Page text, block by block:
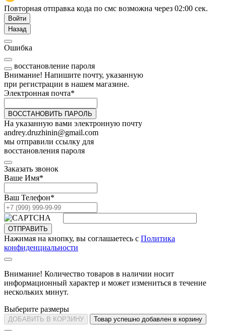
Повторная отправка кода по смс возможна через 02:00 сек.
Войти
Назад
Ошибка
восстановление пароля
Внимание! Напишите почту, указанную
при регистрации в нашем магазине.
Электронная почта*
ВОССТАНОВИТЬ ПАРОЛЬ
На указанную вами электронную почту
andrey.druzhinin@gmail.com
мы отправили ссылку для
восстановления пароля
Заказать звонок
Ваше Имя*
Ваш Телефон*
ОТПРАВИТЬ
Нажимая на кнопку, вы соглашаетесь с Политика
конфиденциальности
Внимание! Количество товаров в наличии носит
информационный характер и может измениться в течение
нескольких минут.
Выберите размеры
ДОБАВИТЬ В КОРЗИНУ Товар успешно добавлен в корзину